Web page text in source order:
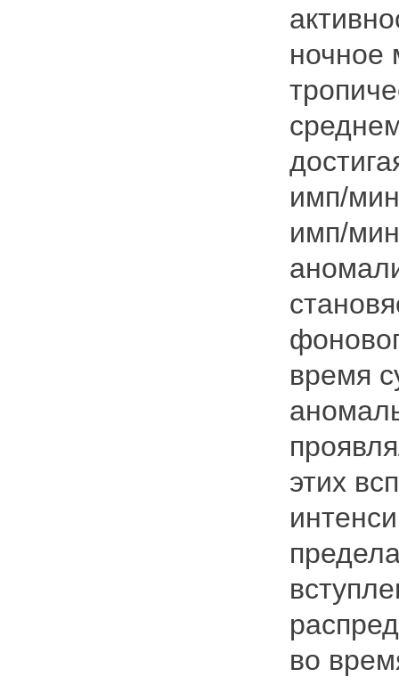
ночное
имп/
имп/
время
этих
во